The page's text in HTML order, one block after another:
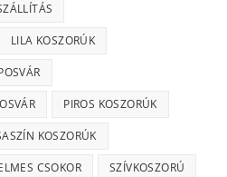
LILA KOSZORÚK
PIROS KOSZORÚK
KOSZORÚK
CSOKOR SZÍVKOSZORÚ